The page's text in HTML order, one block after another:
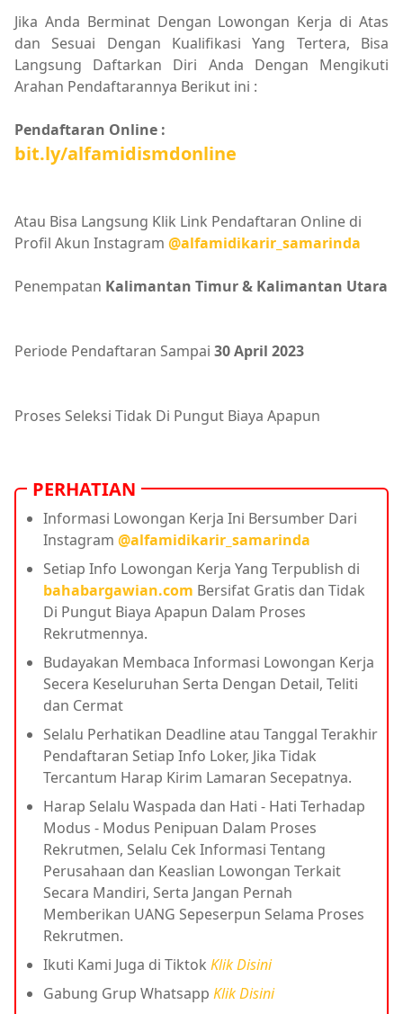
Jika Anda Berminat Dengan Lowongan Kerja di Atas
dan Sesuai Dengan Kualifikasi Yang Tertera, Bisa
Langsung Daftarkan Diri Anda Dengan Mengikuti
Arahan Pendaftarannya Berikut ini :
Pendaftaran Online :
bit.ly/alfamidismdonline
Atau Bisa Langsung Klik Link Pendaftaran Online di
Profil Akun Instagram @alfamidikarir_samarinda
Penempatan Kalimantan Timur & Kalimantan Utara
Periode Pendaftaran Sampai 30 April 2023
Proses Seleksi Tidak Di Pungut Biaya Apapun
PERHATIAN
Informasi Lowongan Kerja Ini Bersumber Dari
Instagram @alfamidikarir_samarinda
Setiap Info Lowongan Kerja Yang Terpublish di
bahabargawian.com Bersifat Gratis dan Tidak
Di Pungut Biaya Apapun Dalam Proses
Rekrutmennya.
Budayakan Membaca Informasi Lowongan Kerja
Secera Keseluruhan Serta Dengan Detail, Teliti
dan Cermat
Selalu Perhatikan Deadline atau Tanggal Terakhir
Pendaftaran Setiap Info Loker, Jika Tidak
Tercantum Harap Kirim Lamaran Secepatnya.
Harap Selalu Waspada dan Hati - Hati Terhadap
Modus - Modus Penipuan Dalam Proses
Rekrutmen, Selalu Cek Informasi Tentang
Perusahaan dan Keaslian Lowongan Terkait
Secara Mandiri, Serta Jangan Pernah
Memberikan UANG Sepeserpun Selama Proses
Rekrutmen.
Ikuti Kami Juga di Tiktok Klik Disini
Gabung Grup Whatsapp Klik Disini